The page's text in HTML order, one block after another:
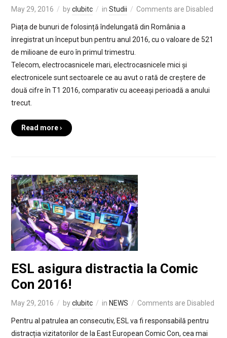
May 29, 2016 byclubitc in Studii Comments are Disabled
Piața de bunuri de folosință îndelungată din România a
înregistrat un început bun pentru anul 2016, cu o valoare de 521
de milioane de euro în primul trimestru.
Telecom, electrocasnicele mari, electrocasnicele mici și
electronicele sunt sectoarele ce au avut o rată de creștere de
două cifre în T1 2016, comparativ cu aceeași perioadă a anului
trecut.
Read more ›
ESL asigura distractia la Comic
Con 2016!
May 29, 2016 byclubitc in NEWS Comments are Disabled
Pentru al patrulea an consecutiv, ESL va fi responsabilă pentru
distracția vizitatorilor de la East European Comic Con, cea mai